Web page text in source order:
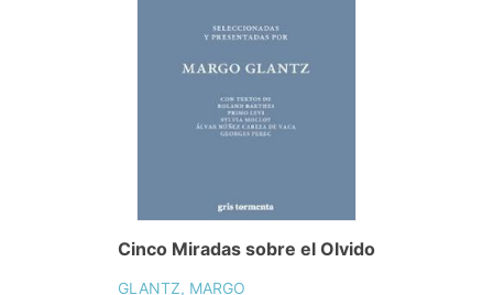
Cinco Miradas sobre el Olvido
GLANTZ, MARGO